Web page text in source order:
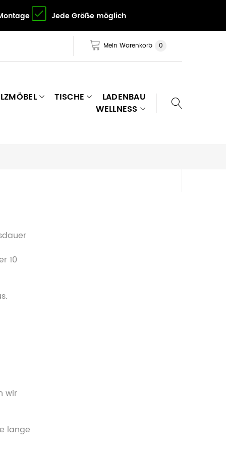
Jede Größe möglich
Mein Warenkorb 0
TISCHE
LADENBAU
WELLNESS
10
wir
lange